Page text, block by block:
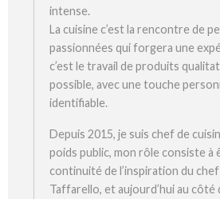
intense.
La cuisine c’est la rencontre de
passionnées qui forgera une
c’est le travail de produits
possible, avec une touche
identifiable.
Depuis 2015, je suis chef de
poids public, mon rôle consiste à
continuité de l’inspiration du chef
Taffarello, et aujourd’hui au côté